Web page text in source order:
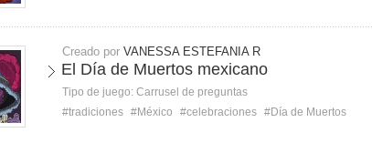
Creado por VANESSA ESTEFANIA R
El Día de Muertos mexicano
Tipo de juego: Carrusel de preguntas
#tradiciones #México #celebraciones #Día de Muertos